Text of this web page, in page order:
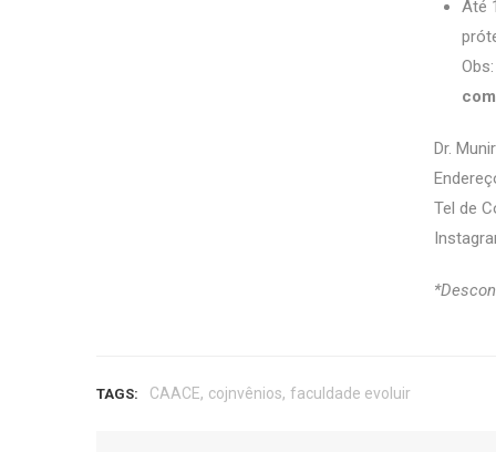
Até
Dr.
Tel de
TAGS: CAACE, cojnvênios, faculdade evoluir